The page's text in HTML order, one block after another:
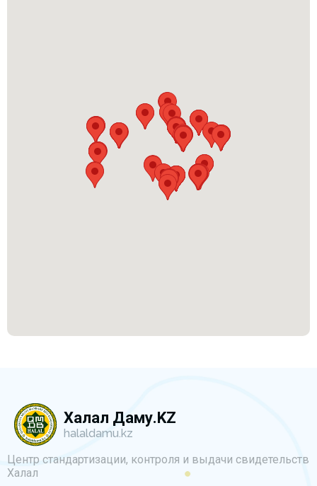
Халал Даму.KZ
halaldamu.kz
Центр стандартизации, контроля и выдачи свидетельств
Халал